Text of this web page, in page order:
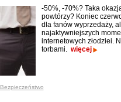
-50%, -70%? Taka
powtórzy? Koniec
dla fanów wyprzedaży,
najaktywniejszych
internetowych złodziei.
torbami. więcej
Bezpieczeństwo